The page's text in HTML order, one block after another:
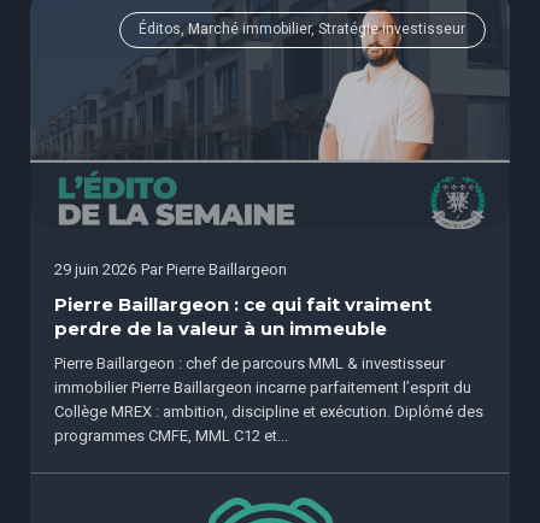
Éditos, Marché immobilier, Stratégie investisseur
29 juin 2026 Par Pierre Baillargeon
Pierre Baillargeon : ce qui fait vraiment
perdre de la valeur à un immeuble
Pierre Baillargeon : chef de parcours MML & investisseur
immobilier Pierre Baillargeon incarne parfaitement l’esprit du
Collège MREX : ambition, discipline et exécution. Diplômé des
programmes CMFE, MML C12 et...